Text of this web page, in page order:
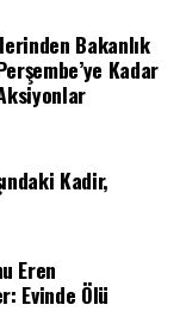
var?
Bakanlık
Kadar
Kadir,
Eren
Evinde Ölü